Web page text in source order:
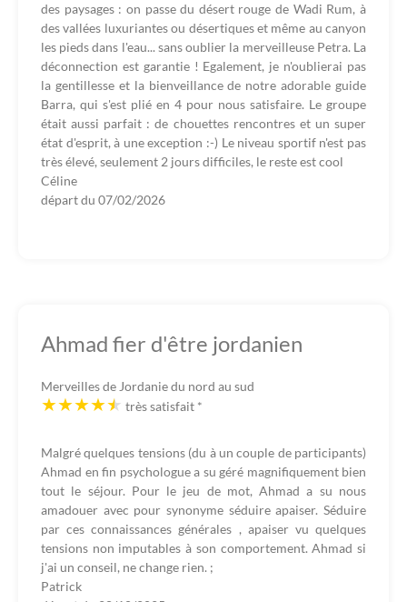
des paysages : on passe du désert rouge de Wadi Rum, à
des vallées luxuriantes ou désertiques et même au canyon
les pieds dans l'eau... sans oublier la merveilleuse Petra. La
déconnection est garantie ! Egalement, je n'oublierai pas
la gentillesse et la bienveillance de notre adorable guide
Barra, qui s'est plié en 4 pour nous satisfaire. Le groupe
était aussi parfait : de chouettes rencontres et un super
état d'esprit, à une exception :-) Le niveau sportif n'est pas
très élevé, seulement 2 jours difficiles, le reste est cool
Céline
départ du 07/02/2026
Ahmad fier d'être jordanien
Merveilles de Jordanie du nord au sud
très satisfait *
Malgré quelques tensions (du à un couple de participants)
Ahmad en fin psychologue a su géré magnifiquement bien
tout le séjour. Pour le jeu de mot, Ahmad a su nous
amadouer avec pour synonyme séduire apaiser. Séduire
par ces connaissances générales , apaiser vu quelques
tensions non imputables à son comportement. Ahmad si
j'ai un conseil, ne change rien. ;
Patrick